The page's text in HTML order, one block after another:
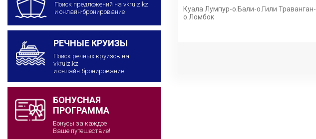
Поиск предложений на vkruiz.kz
и онлайн-бронирование
РЕЧНЫЕ КРУИЗЫ
Поиск речных круизов на
vkruiz.kz
и онлайн-бронирование
БОНУСНАЯ
ПРОГРАММА
Бонусы за каждое
Ваше путешествие!
Куала Лумпур-о.Бали-о.Гили Траванган-
о.Ломбок